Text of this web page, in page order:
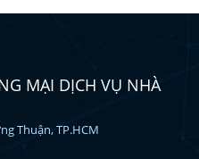
MẠI DỊCH VỤ NHÀ
Thuận, TP.HCM